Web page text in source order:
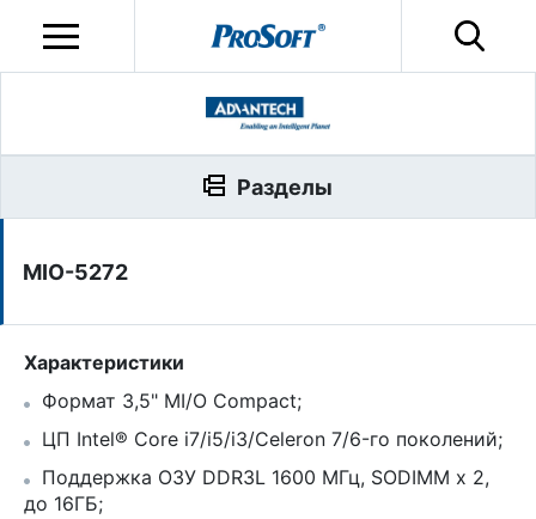
MIO-5272
Характеристики
Формат 3,5" MI/O Compact;
ЦП Intel® Core i7/i5/i3/Celeron 7/6-го поколений;
Поддержка ОЗУ DDR3L 1600 МГц, SODIMM x 2,
до 16ГБ;
Разделы